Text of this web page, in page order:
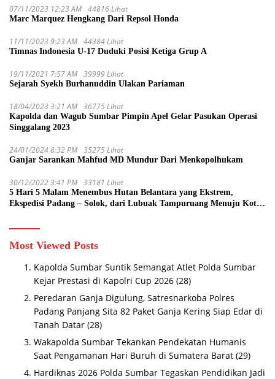
07/11/2023 12:23 AM 44816 Lihat
Marc Marquez Hengkang Dari Repsol Honda
11/11/2023 9:23 AM 44384 Lihat
Timnas Indonesia U-17 Duduki Posisi Ketiga Grup A
19/11/2021 7:57 AM 39999 Lihat
Sejarah Syekh Burhanuddin Ulakan Pariaman
18/04/2023 3:21 AM 36775 Lihat
Kapolda dan Wagub Sumbar Pimpin Apel Gelar Pasukan Operasi
Singgalang 2023
24/01/2024 8:32 PM 35275 Lihat
Ganjar Sarankan Mahfud MD Mundur Dari Menkopolhukam
30/12/2022 3:41 PM 33181 Lihat
5 Hari 5 Malam Menembus Hutan Belantara yang Ekstrem,
Ekspedisi Padang – Solok, dari Lubuak Tampuruang Menuju Koto
Most Viewed Posts
Kapolda Sumbar Suntik Semangat Atlet Polda Sumbar
Kejar Prestasi di Kapolri Cup 2026 (28)
Peredaran Ganja Digulung, Satresnarkoba Polres
Padang Panjang Sita 82 Paket Ganja Kering Siap Edar di
Tanah Datar (28)
Wakapolda Sumbar Tekankan Pendekatan Humanis
Saat Pengamanan Hari Buruh di Sumatera Barat (29)
Hardiknas 2026 Polda Sumbar Tegaskan Pendidikan Jadi